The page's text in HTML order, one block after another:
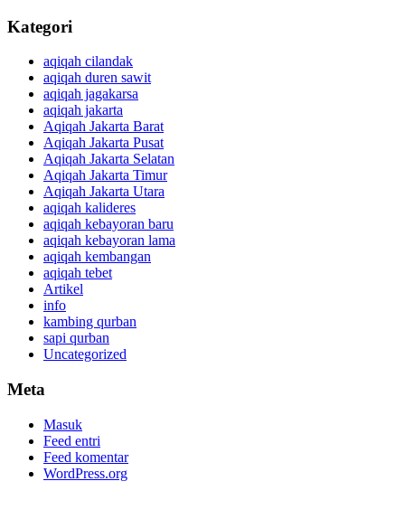
Kategori
aqiqah cilandak
aqiqah duren sawit
aqiqah jagakarsa
aqiqah jakarta
Aqiqah Jakarta Barat
Aqiqah Jakarta Pusat
Aqiqah Jakarta Selatan
Aqiqah Jakarta Timur
Aqiqah Jakarta Utara
aqiqah kalideres
aqiqah kebayoran baru
aqiqah kebayoran lama
aqiqah kembangan
aqiqah tebet
Artikel
info
kambing qurban
sapi qurban
Uncategorized
Meta
Masuk
Feed entri
Feed komentar
WordPress.org